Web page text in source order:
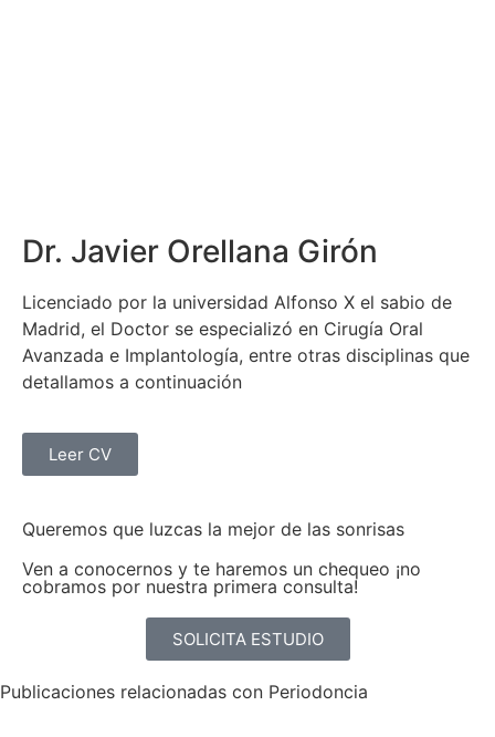
Dr. Javier Orellana Girón
Licenciado por la universidad Alfonso X el sabio de
Madrid, el Doctor se especializó en Cirugía Oral
Avanzada e Implantología, entre otras disciplinas que
detallamos a continuación
Leer CV
Queremos que luzcas la mejor de las sonrisas
Ven a conocernos y te haremos un chequeo ¡no
cobramos por nuestra primera consulta!
SOLICITA ESTUDIO
Publicaciones relacionadas con Periodoncia